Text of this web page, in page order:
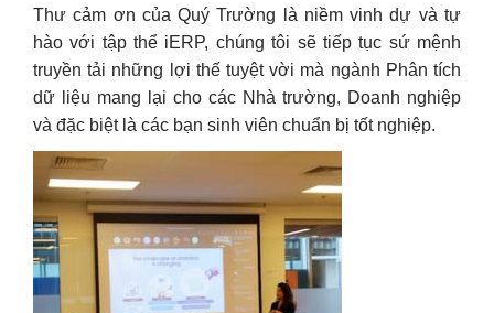
Thư cảm ơn của Quý Trường là niềm vinh dự và tự
hào với tập thể iERP, chúng tôi sẽ tiếp tục sứ mệnh
truyền tải những lợi thế tuyệt vời mà ngành Phân tích
dữ liệu mang lại cho các Nhà trường, Doanh nghiệp
và đặc biệt là các bạn sinh viên chuẩn bị tốt nghiệp.